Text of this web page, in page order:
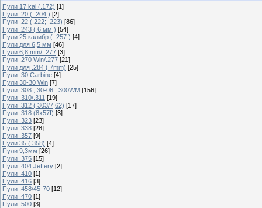
Пули 17 kal (.172) [1]
Пули .20 ( .204 ) [2]
Пули .22 (.222; .223) [86]
Пули .243 ( 6 мм ) [54]
Пули 25 калибр ( .257 ) [4]
Пули для 6,5 мм [46]
Пули 6,8 mm/ .277 [3]
Пули .270 Win/.277 [21]
Пули для .284 ( 7mm) [25]
Пули .30 Carbine [4]
Пули 30-30 Win [7]
Пули .308 , 30-06 , 300WM [156]
Пули .310/.311 [19]
Пули .312 ( 303/7,62) [17]
Пули .318 (8х57I) [3]
Пули .323 [23]
Пули .338 [28]
Пули .357 [9]
Пули 35 (.358) [4]
Пули 9,3мм [26]
Пули .375 [15]
Пули .404 Jeffery [2]
Пули .410 [1]
Пули .416 [3]
Пули .458/45-70 [12]
Пули .470 [1]
Пули .500 [3]